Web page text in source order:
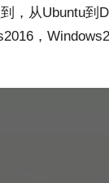
，从Ubuntu到
，